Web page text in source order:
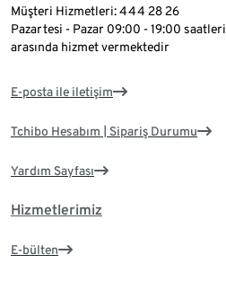
Müşteri Hizmetleri: 444 28 26
Pazartesi - Pazar 09:00 - 19:00 saatleri
arasında hizmet vermektedir
E-posta ile iletişim
Tchibo Hesabım | Sipariş Durumu
Yardım Sayfası
Hizmetlerimiz
E-bülten